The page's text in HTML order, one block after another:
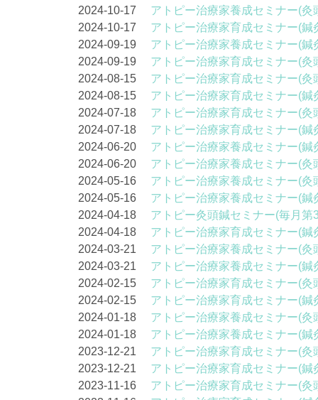
2024-10-17 アトピー治療家養成セミナー(灸
2024-10-17 アトピー治療家育成セミナー(鍼
2024-09-19 アトピー治療家養成セミナー(鍼
2024-09-19 アトピー治療家育成セミナー(灸
2024-08-15 アトピー治療家育成セミナー(灸
2024-08-15 アトピー治療家育成セミナー(鍼
2024-07-18 アトピー治療家育成セミナー(灸
2024-07-18 アトピー治療家育成セミナー(鍼
2024-06-20 アトピー治療家養成セミナー(鍼
2024-06-20 アトピー治療家養成セミナー(灸
2024-05-16 アトピー治療家養成セミナー(灸
2024-05-16 アトピー治療家養成セミナー(鍼
2024-04-18 アトピー灸頭鍼セミナー(毎月第
2024-04-18 アトピー治療家育成セミナー(鍼
2024-03-21 アトピー治療家養成セミナー(灸
2024-03-21 アトピー治療家養成セミナー(鍼
2024-02-15 アトピー治療家育成セミナー(灸
2024-02-15 アトピー治療家育成セミナー(鍼
2024-01-18 アトピー治療家養成セミナー(灸
2024-01-18 アトピー治療家養成セミナー(鍼
2023-12-21 アトピー治療家育成セミナー(灸
2023-12-21 アトピー治療家育成セミナー(鍼
2023-11-16 アトピー治療家育成セミナー(灸